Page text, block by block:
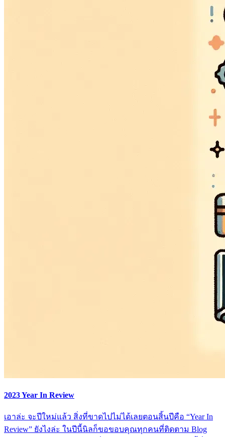
2023 Year In Review
เอาล่ะ จะปีใหม่แล้ว สิ่งที่ขาดไปไม่ได้เลยตอนสิ้นปีคือ “Year In
Review” ยังไงล่ะ ในปีนี้นิลก็ขอขอบคุณทุกคนที่ติดตาม Blog